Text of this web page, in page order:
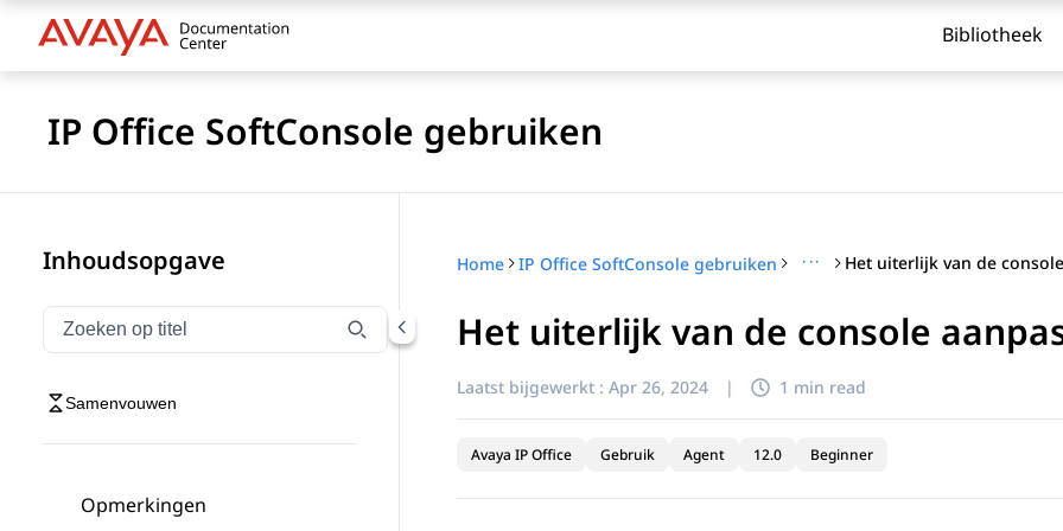
Bibliotheek
IP Office SoftConsole gebruiken
Inhoudsopgave
Navigatie op titel filteren
Typen om navigatie-items op titel te filteren
Samenvouwen
Opmerkingen
Home IP Office SoftConsole gebruiken ···
Het uiterlijk van de console
Laatst bijgewerkt : Apr 26, 2024 | 1 min read
Avaya IP Office Gebruik Agent 12.0 Beginner